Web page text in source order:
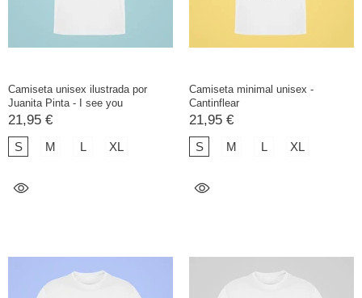
Camiseta unisex ilustrada por
Juanita Pinta - I see you
21,95 €
S M L XL
Camiseta minimal unisex -
Cantinflear
21,95 €
S M L XL